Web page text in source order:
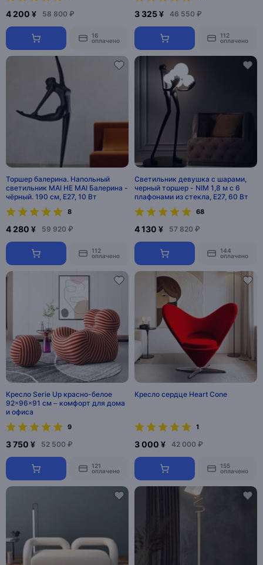
4 200 ¥ 58 800 ₽
16
оплачено
3 325 ¥ 46 550 ₽
112
оплачено
Торшер балерина. Напольный
светильник MAI HE MAI Балерина -
чёрный. 190 см, E27, 10 Вт
8
4 280 ¥ 59 920 ₽
112
оплачено
Светильник девушка с шарами,
черный торшер - NIM 1,8 м с 6
плафонами из стекла, E27, 60 Вт
68
4 130 ¥ 57 820 ₽
144
оплачено
Кресло Serie Up красно-белое
92×96×91 см – комфорт для дома
и офиса
9
3 750 ¥ 52 500 ₽
121
оплачено
Кресло сердце Heart Cone
1
3 000 ¥ 42 000 ₽
155
оплачено